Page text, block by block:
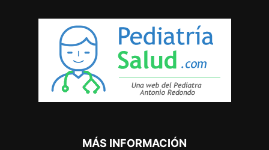
MÁS INFORMACIÓN